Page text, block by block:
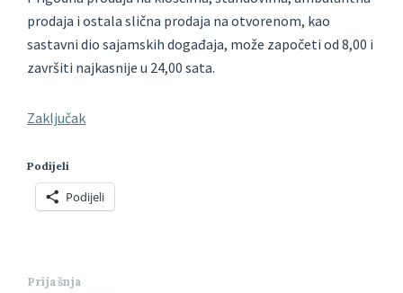
prodaja i ostala slična prodaja na otvorenom, kao
sastavni dio sajamskih događaja, može započeti od 8,00 i
završiti najkasnije u 24,00 sata.
Zaključak
Podijeli
Podijeli
Prijašnja